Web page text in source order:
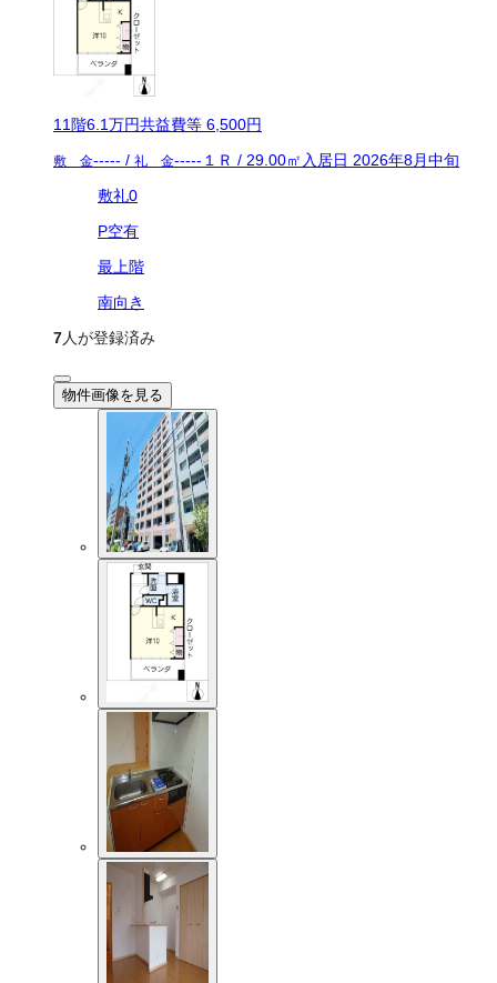
11階6.1万円共益費等 6,500円
敷 金----- / 礼 金----- １Ｒ / 29.00㎡ 入居日 2026年8月中旬
敷礼0
P空有
最上階
南向き
7人が登録済み
物件画像を見る